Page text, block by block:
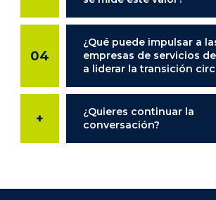
04
¿Qué puede impulsar a
empresas de servicios
a liderar la transición
+
¿Quieres continuar la
conversación?